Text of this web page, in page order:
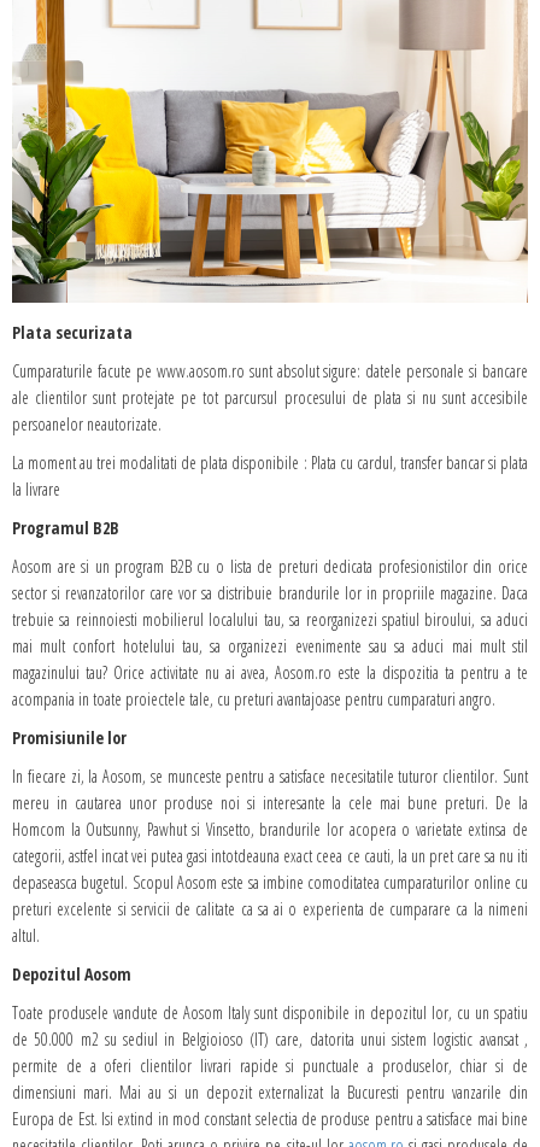
Plata securizata
Cumparaturile facute pe www.aosom.ro sunt absolut sigure: datele personale si bancare
ale clientilor sunt protejate pe tot parcursul procesului de plata si nu sunt accesibile
persoanelor neautorizate.
La moment au trei modalitati de plata disponibile : Plata cu cardul, transfer bancar si plata
la livrare
Programul B2B
Aosom are si un program B2B cu o lista de preturi dedicata profesionistilor din orice
sector si revanzatorilor care vor sa distribuie brandurile lor in propriile magazine. Daca
trebuie sa reinnoiesti mobilierul localului tau, sa reorganizezi spatiul biroului, sa aduci
mai mult confort hotelului tau, sa organizezi evenimente sau sa aduci mai mult stil
magazinului tau? Orice activitate nu ai avea, Aosom.ro este la dispozitia ta pentru a te
acompania in toate proiectele tale, cu preturi avantajoase pentru cumparaturi angro.
Promisiunile lor
In fiecare zi, la Aosom, se munceste pentru a satisface necesitatile tuturor clientilor. Sunt
mereu in cautarea unor produse noi si interesante la cele mai bune preturi. De la
Homcom la Outsunny, Pawhut si Vinsetto, brandurile lor acopera o varietate extinsa de
categorii, astfel incat vei putea gasi intotdeauna exact ceea ce cauti, la un pret care sa nu iti
depaseasca bugetul. Scopul Aosom este sa imbine comoditatea cumparaturilor online cu
preturi excelente si servicii de calitate ca sa ai o experienta de cumparare ca la nimeni
altul.
Depozitul Aosom
Toate produsele vandute de Aosom Italy sunt disponibile in depozitul lor, cu un spatiu
de 50.000 m2 su sediul in Belgioioso (IT) care, datorita unui sistem logistic avansat ,
permite de a oferi clientilor livrari rapide si punctuale a produselor, chiar si de
dimensiuni mari. Mai au si un depozit externalizat la Bucuresti pentru vanzarile din
Europa de Est. Isi extind in mod constant selectia de produse pentru a satisface mai bine